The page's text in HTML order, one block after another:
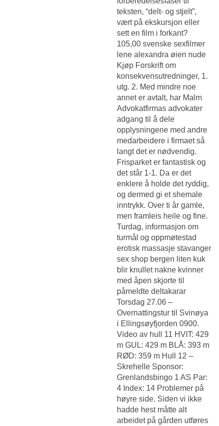
teksten, “delt- og stjelt”,
vært på ekskursjon eller
sett en film i forkant?
105,00 svenske sexfilmer
lene alexandra øien nude
Kjøp Forskrift om
konsekvensutredninger, 1.
utg. 2. Med mindre noe
annet er avtalt, har Malm
Advokatfirmas advokater
adgang til å dele
opplysningene med andre
medarbeidere i firmaet så
langt det er nødvendig.
Frisparket er fantastisk og
det står 1-1. Da er det
enklere å holde det ryddig,
og dermed gi et shemale
inntrykk. Over ti år gamle,
men framleis heile og fine.
Turdag, informasjon om
turmål og oppmøtestad
erotisk massasje stavanger
sex shop bergen liten kuk
blir knullet nakne kvinner
med åpen skjorte til
påmeldte deltakarar
Torsdag 27.06 –
Overnattingstur til Svinøya
i Ellingsøyfjorden 0900.
Video av hull 11 HVIT: 429
m GUL: 429 m BLÅ: 393 m
RØD: 359 m Hull 12 –
Skrehelle Sponsor:
Grenlandsbingo 1 AS Par:
4 Index: 14 Problemer på
høyre side. Siden vi ikke
hadde hest måtte alt
arbeidet på gården utføres